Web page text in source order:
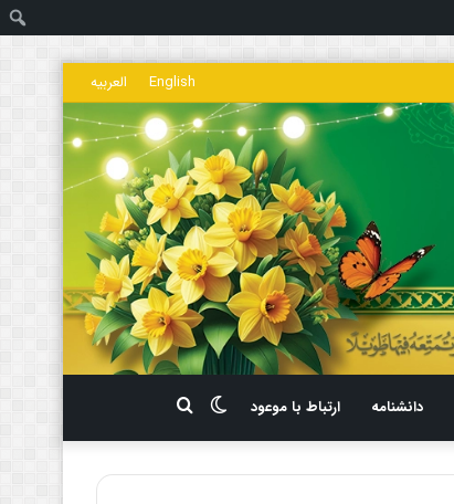
English العربیه
دانشنامه ارتباط با موعود
برای
تغییر
پوسته